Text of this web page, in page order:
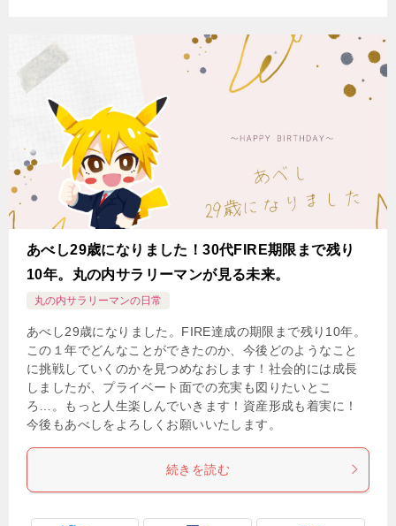
あべし29歳になりました！30代FIRE期限まで残り
10年。丸の内サラリーマンが見る未来。
丸の内サラリーマンの日常
あべし29歳になりました。FIRE達成の期限まで残り10年。
この１年でどんなことができたのか、今後どのようなこと
に挑戦していくのかを見つめなおします！社会的には成長
しましたが、プライベート面での充実も図りたいとこ
ろ…。もっと人生楽しんでいきます！資産形成も着実に！
今後もあべしをよろしくお願いいたします。
続きを読む